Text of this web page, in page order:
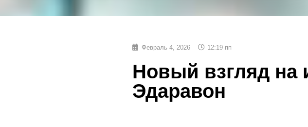
Февраль 4, 2026 12:19 пп
Новый взгляд на
Эдаравон